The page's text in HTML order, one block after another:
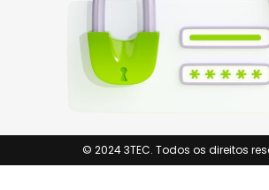
© 2024 3TEC. Todos os direitos